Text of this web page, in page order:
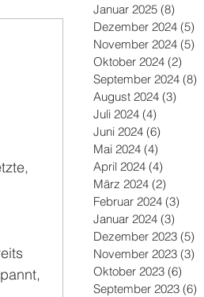
Januar 2025 (8)
Dezember 2024 (5)
November 2024 (5)
Oktober 2024 (2)
September 2024 (8)
August 2024 (3)
Juli 2024 (4)
Juni 2024 (6)
Mai 2024 (4)
April 2024 (4)
März 2024 (2)
Februar 2024 (3)
Januar 2024 (3)
Dezember 2023 (5)
November 2023 (3)
Oktober 2023 (6)
September 2023 (6)